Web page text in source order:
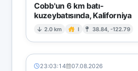
Cobb'un 6 km batı-
kuzeybatısında, Kaliforniya
2.0 km I 38.84, -122.79
23:03:14 07.08.2026